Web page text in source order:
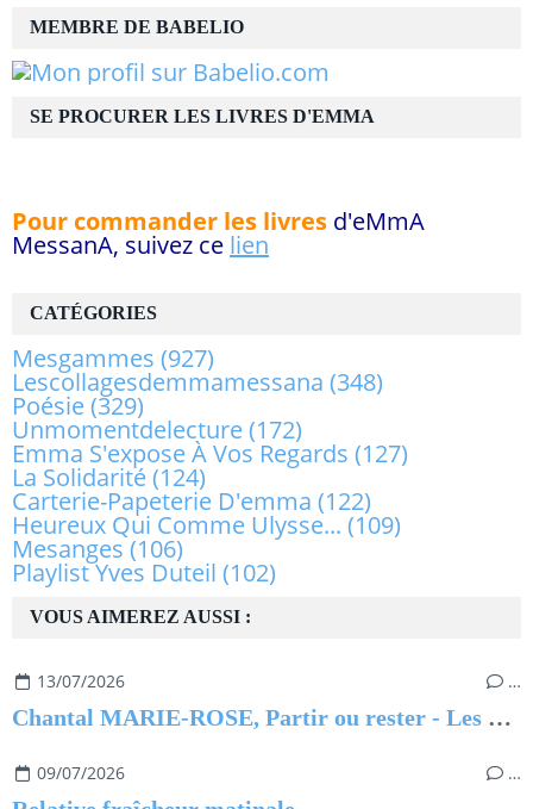
VOUS AIMEREZ AUSSI :
13/07/2026 …
Chantal MARIE-ROSE, Partir ou rester - Les clés pour évoluer professionnellement sans regret
09/07/2026 …
CATÉGORIES
Mesgammes (927)
Lescollagesdemmamessana (348)
Poésie(329)
Unmomentdelecture(172)
Emma S'expose À Vos Regards (127)
La Solidarité(124)
Carterie-Papeterie D'emma (122)
Heureux Qui Comme Ulysse... (109)
Mesanges (106)
Playlist Yves Duteil (102)
MEMBRE DE BABELIO
SE PROCURER LES LIVRES D'EMMA
Pour commander les livres d'eMmA
MessanA, suivez ce lien